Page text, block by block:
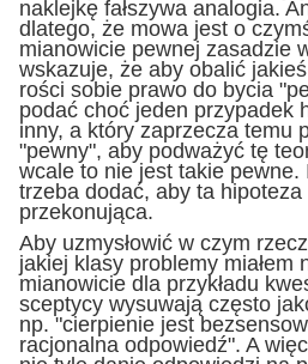
naklejkę fałszywa analogia.
dlatego, że mowa jest o
mianowicie pewnej zasadzie
wskazuje, że aby obalić
rości sobie prawo do bycia
podać choć jeden przypadek
inny, a który zaprzecza temu
"pewny", aby podważyć tę
wcale to nie jest takie pewne.
trzeba dodać, aby ta hipoteza
przekonująca.
Aby uzmysłowić w czym
jakiej klasy problemy miałem
mianowicie dla przykładu
sceptycy wysuwają często
np. "cierpienie jest
racjonalna odpowiedź". A